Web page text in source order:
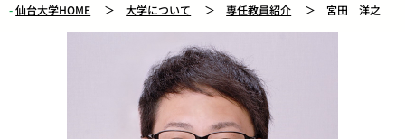
仙台大学HOME 大学について 専任教員紹介 宮田 洋之